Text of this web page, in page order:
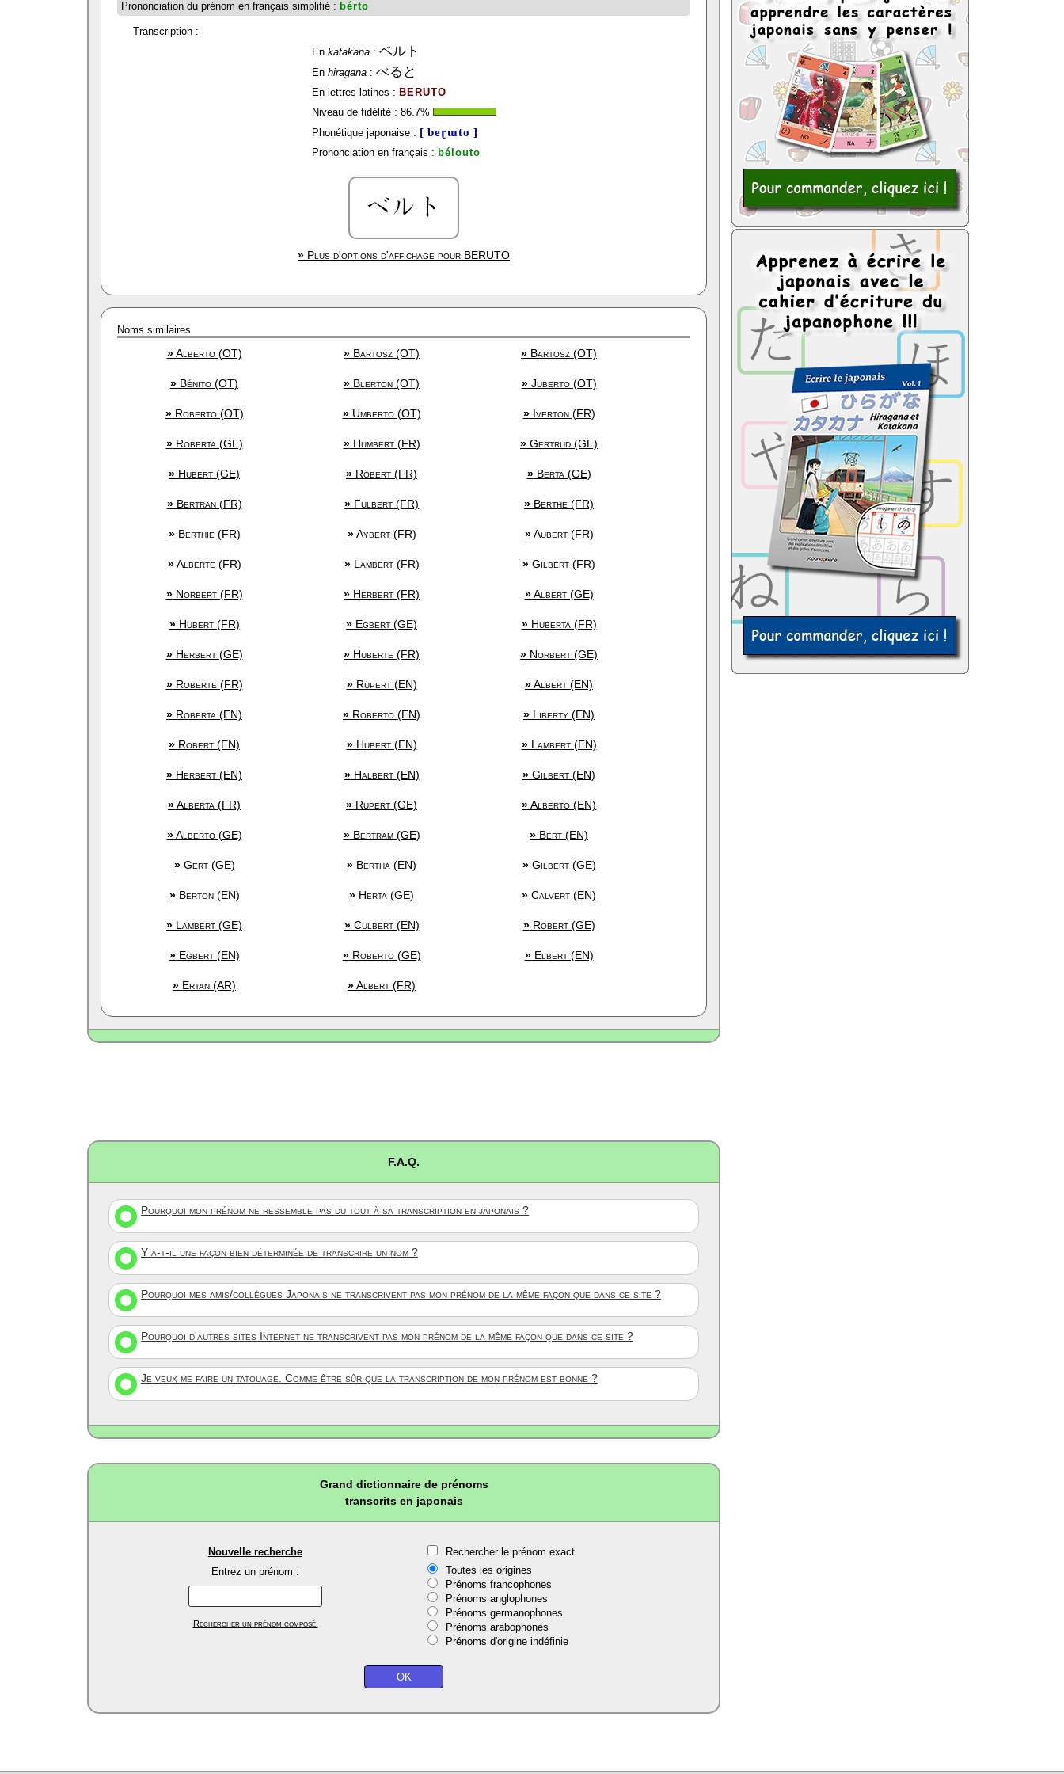
Prononciation du prénom en français simplifié : bérto
Transcription :
En katakana: ベルト
En hiragana: べると
En lettres latines : BERUTO
Niveau de fidélité : 86.7%
Phonétique japonaise : [ beɽɯto ]
Prononciation en français : bélouto
» Plus d'options d'affichage pour BERUTO
Noms similaires
»Alberto (OT) » Bartosz (OT) » Bartosz (OT)
» Bénito (OT) » Blerton (OT) »Juberto (OT)
»Roberto (OT) »Umberto (OT) »Iverton (FR)
»Roberta (GE) »Humbert (FR) » Gertrud (GE)
» Hubert (GE) » Robert (FR) »Berta (GE)
»Bertran (FR) » Fulbert (FR) » Berthe (FR)
»Berthie (FR) »Aybert (FR) »Aubert (FR)
»Alberte (FR) »Lambert (FR) » Gilbert (FR)
»Norbert (FR) » Herbert (FR) »Albert (GE)
»Hubert (FR) » Egbert (GE) »Huberta (FR)
»Herbert (GE) » Huberte (FR) » Norbert (GE)
»Roberte (FR) »Rupert (EN) »Albert (EN)
» Roberta (EN) » Roberto (EN) » Liberty (EN)
» Robert (EN) »Hubert (EN) »Lambert (EN)
» Herbert (EN) »Halbert (EN) » Gilbert (EN)
»Alberta (FR) » Rupert (GE) »Alberto (EN)
»Alberto (GE) »Bertram (GE) » Bert (EN)
»Gert (GE) » Bertha (EN) »Gilbert (GE)
»Berton (EN) » Herta (GE) » Calvert (EN)
» Lambert (GE) »Culbert (EN) »Robert (GE)
»Egbert (EN) »Roberto (GE) »Elbert (EN)
» Ertan (AR) »Albert (FR)
F.A.Q.
Pourquoi mon prénom ne ressemble pas du tout à sa transcription en japonais ?
Y a-t-il une façon bien déterminée de transcrire un nom ?
Pourquoi mes amis/collègues Japonais ne transcrivent pas mon prénom de la même façon que dans ce site ?
Pourquoi d'autres sites Internet ne transcrivent pas mon prénom de la même façon que dans ce site ?
Je veux me faire un tatouage. Comme être sûr que la transcription de mon prénom est bonne ?
Grand dictionnaire de prénoms
transcrits en japonais
Nouvelle recherche
Entrez un prénom :
Rechercher un prénom composé.
Rechercher le prénom exact
Toutes les origines
Prénoms francophones
Prénoms anglophones
Prénoms germanophones
Prénoms arabophones
Prénoms d'origine indéfinie